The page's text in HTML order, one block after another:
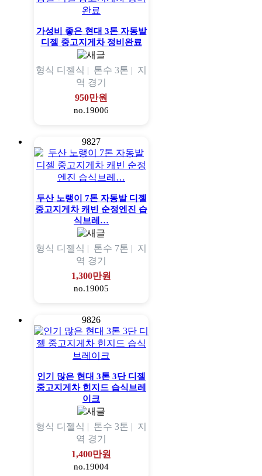
가성비 좋은 현대 3톤 자동발
디젤 중고지게차 정비완료
형식 디젤식 | 톤수 3톤 | 지
역 경기
950만원
no.19006
9827
두산 노랭이 7톤 자동발 디젤
중고지게차 캐빈 순정엔진 습
식브레…
형식 디젤식 | 톤수 7톤 | 지
역 경기
1,300만원
no.19005
9826
인기 많은 현대 3톤 3단 디젤
중고지게차 힌지드 습식브레
이크
형식 디젤식 | 톤수 3톤 | 지
역 경기
1,400만원
no.19004